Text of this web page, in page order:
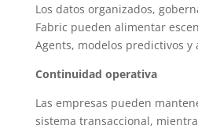
Los datos organizados,
Fabric pueden alimentar
Agents, modelos predictivos y
Continuidad operativa
Las empresas pueden
sistema transaccional,